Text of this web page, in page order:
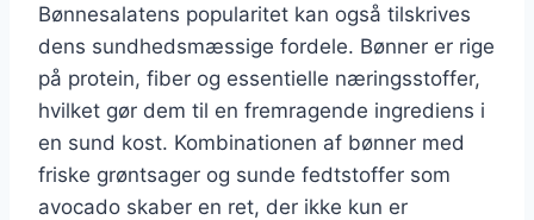
Bønnesalatens popularitet kan også tilskrives
dens sundhedsmæssige fordele. Bønner er rige
på protein, fiber og essentielle næringsstoffer,
hvilket gør dem til en fremragende ingrediens i
en sund kost. Kombinationen af bønner med
friske grøntsager og sunde fedtstoffer som
avocado skaber en ret, der ikke kun er